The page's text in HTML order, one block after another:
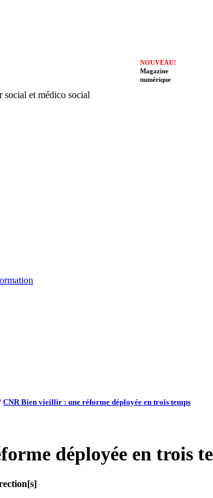
NOUVEAU!
Magazine
numérique
social et médico social
CNR Bien vieillir : une réforme déployée en trois temps
déployée en trois